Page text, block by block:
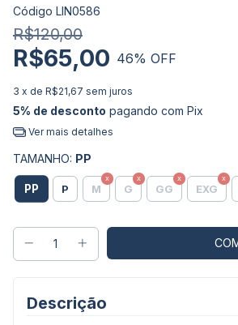
Código LIN0586
R$120,00
R$65,00 46% OFF
3 x de R$21,67 sem juros
5% de desconto pagando com Pix
Ver mais detalhes
TAMANHO: PP
PP P M G GG EXG
Descrição